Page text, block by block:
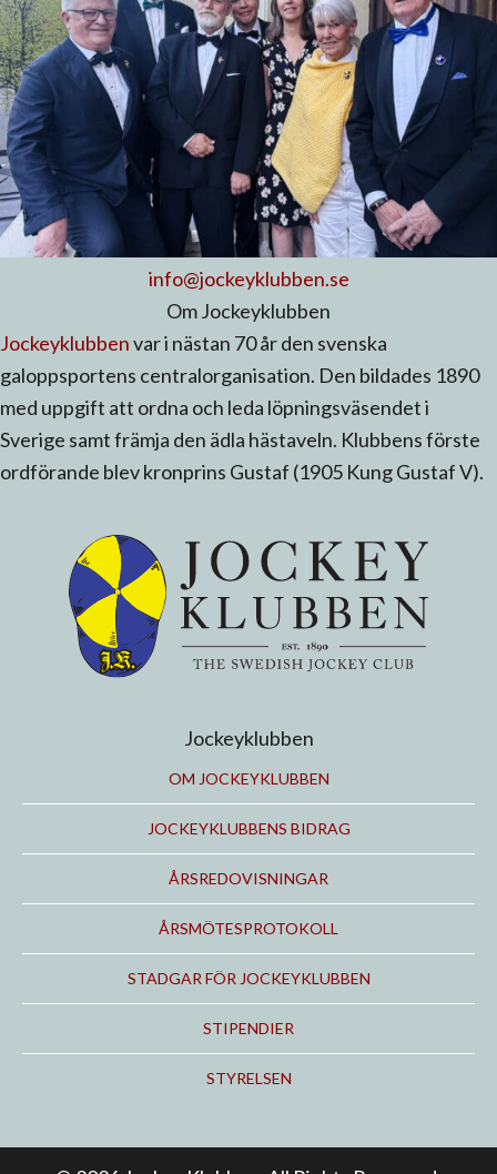
info@jockeyklubben.se
Om Jockeyklubben
Jockeyklubbenvar i nästan 70 år den svenska
galoppsportens centralorganisation. Den bildades 1890
med uppgift att ordna och leda löpningsväsendet i
Sverige samt främja den ädla hästaveln. Klubbens förste
ordförande blev kronprins Gustaf (1905 Kung Gustaf V).
Jockeyklubben
OM JOCKEYKLUBBEN
JOCKEYKLUBBENS BIDRAG
ÅRSREDOVISNINGAR
ÅRSMÖTESPROTOKOLL
STADGAR FÖR JOCKEYKLUBBEN
STIPENDIER
STYRELSEN